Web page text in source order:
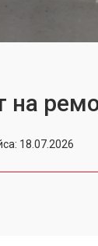
на
18.07.2026